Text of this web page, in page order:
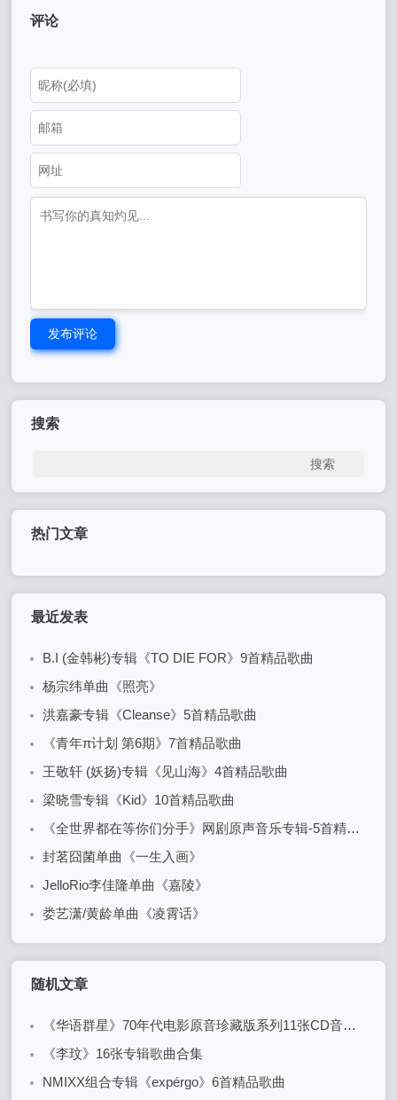
评论
发布评论
搜索
热门文章
最近发表
B.I (金韩彬)专辑《TO DIE FOR》9首精品歌曲
杨宗纬单曲《照亮》
洪嘉豪专辑《Cleanse》5首精品歌曲
《青年π计划 第6期》7首精品歌曲
王敬轩 (妖扬)专辑《见山海》4首精品歌曲
梁晓雪专辑《Kid》10首精品歌曲
《全世界都在等你们分手》网剧原声音乐专辑-5首精品歌曲+20首配乐
封茗囧菌单曲《一生入画》
JelloRio李佳隆单曲《嘉陵》
娄艺潇/黄龄单曲《凌霄话》
随机文章
《华语群星》70年代电影原音珍藏版系列11张CD音乐合集
《李玟》16张专辑歌曲合集
NMIXX组合专辑《expérgo》6首精品歌曲